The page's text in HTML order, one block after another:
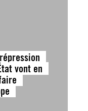
vont en